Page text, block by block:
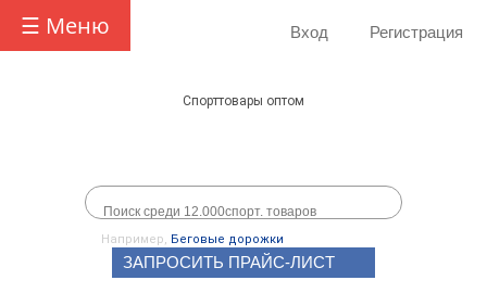
☰ Меню Вход Регистрация
Спорттовары оптом
Например, Беговые дорожки
ЗАПРОСИТЬ ПРАЙС-ЛИСТ